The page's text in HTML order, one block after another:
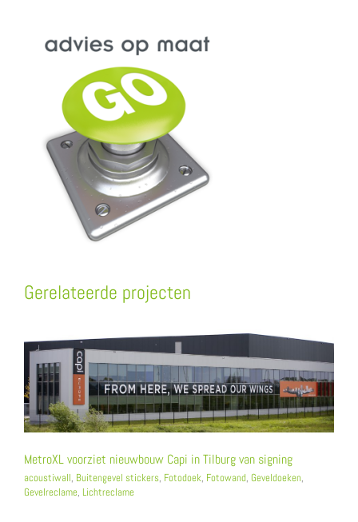
Gerelateerde projecten
MetroXL voorziet nieuwbouw Capi in Tilburg van signing
acoustiwall, Buitengevel stickers, Fotodoek, Fotowand, Geveldoeken,
Gevelreclame, Lichtreclame